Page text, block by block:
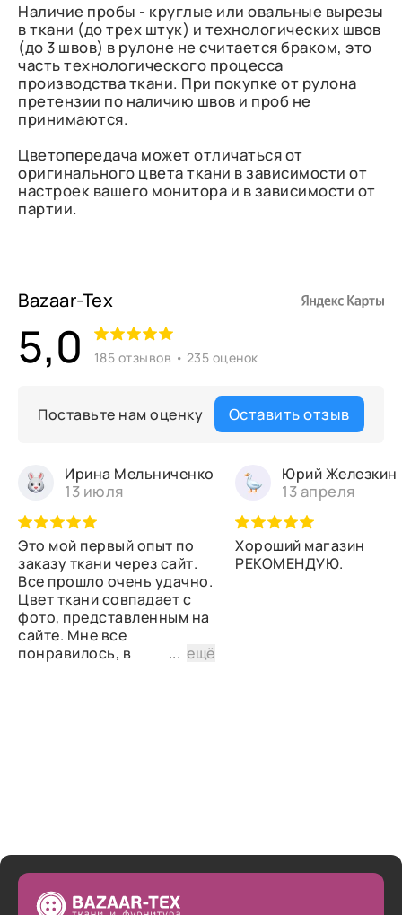
Наличие пробы - круглые или овальные вырезы
в ткани (до трех штук) и технологических швов
(до 3 швов) в рулоне не считается браком, это
часть технологического процесса
производства ткани. При покупке от рулона
претензии по наличию швов и проб не
принимаются.
Цветопередача может отличаться от
оригинального цвета ткани в зависимости от
настроек вашего монитора и в зависимости от
партии.
Bazaar-Tex
5,0 185 отзывов • 235 оценок
Поставьте нам оценку Оставить отзыв
Ирина Мельниченко
13 июля
Это мой первый опыт по
заказу ткани через сайт.
Все прошло очень удачно.
Цвет ткани совпадает с
фото, представленным на
сайте. Мне все
понравилось, в
...ещё
Юрий Железкин
13 апреля
Хороший магазин
РЕКОМЕНДУЮ.